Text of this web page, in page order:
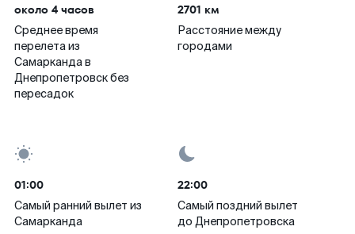
около 4 часов
Среднее время
перелета из
Самарканда в
Днепропетровск без
пересадок
2701 км
Расстояние между
городами
01:00
Самый ранний вылет из
Самарканда
22:00
Самый поздний вылет
до Днепропетровска